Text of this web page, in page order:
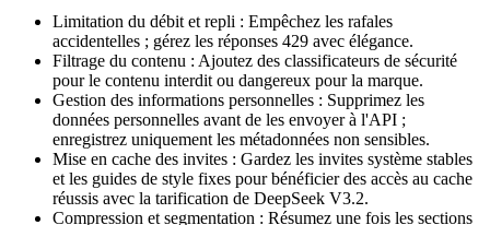
Limitation du débit et repli : Empêchez les rafales
accidentelles ; gérez les réponses 429 avec élégance.
Filtrage du contenu : Ajoutez des classificateurs de sécurité
pour le contenu interdit ou dangereux pour la marque.
Gestion des informations personnelles : Supprimez les
données personnelles avant de les envoyer à l'API ;
enregistrez uniquement les métadonnées non sensibles.
Mise en cache des invites : Gardez les invites système stables
et les guides de style fixes pour bénéficier des accès au cache
réussis avec la tarification de DeepSeek V3.2.
Compression et segmentation : Résumez une fois les sections